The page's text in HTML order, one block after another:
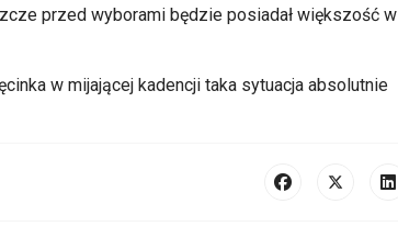
przed wyborami będzie posiadał większość w
w mijającej kadencji taka sytuacja absolutnie